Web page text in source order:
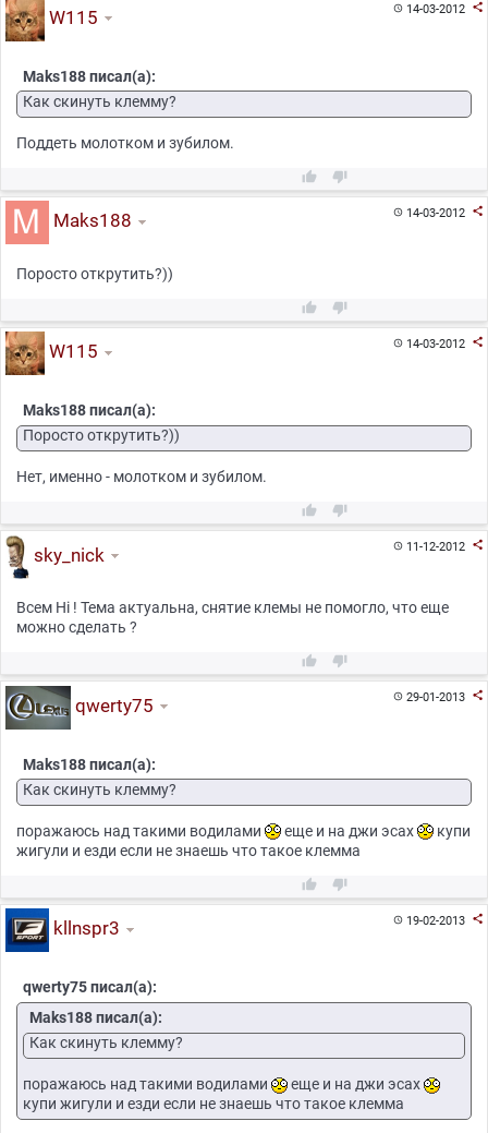
14-03-2012 
W115
Maks188 писал(а):
Как скинуть клемму?
Поддеть молотком и зубилом.
 
14-03-2012 
Maks188
Поросто открутить?))
 
14-03-2012 
W115
Maks188 писал(а):
Поросто открутить?))
Нет, именно - молотком и зубилом.
 
11-12-2012 
sky_nick
Всем Hi ! Тема актуальна, снятие клемы не помогло, что еще
можно сделать ?
 
29-01-2013 
qwerty75
Maks188 писал(а):
Как скинуть клемму?
поражаюсь над такими водилами еще и на джи эсах
купи
жигули и езди если не знаешь что такое клемма
 
19-02-2013 
kllnspr3
qwerty75 писал(а):
Maks188 писал(а):
Как скинуть клемму?
поражаюсь над такими водилами
еще и на джи эсах
купи жигули и езди если не знаешь что такое клемма